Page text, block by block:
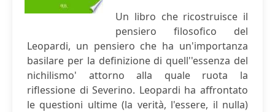
Un libro che ricostruisce il
pensiero filosofico del
Leopardi, un pensiero che ha un'importanza
basilare per la definizione di quell''essenza del
nichilismo' attorno alla quale ruota la
riflessione di Severino. Leopardi ha affrontato
le questioni ultime (la verità, l'essere, il nulla)